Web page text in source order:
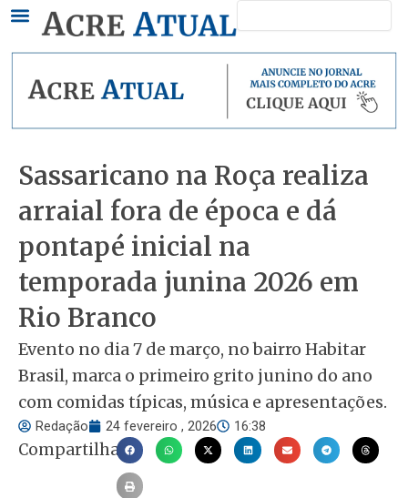
conteúdo
Sassaricano na Roça realiza
arraial fora de época e dá
pontapé inicial na
temporada junina 2026 em
Rio Branco
Evento no dia 7 de março, no bairro Habitar
Brasil, marca o primeiro grito junino do ano
com comidas típicas, música e apresentações.
Redação 24 fevereiro , 2026 16:38
Compartilhar